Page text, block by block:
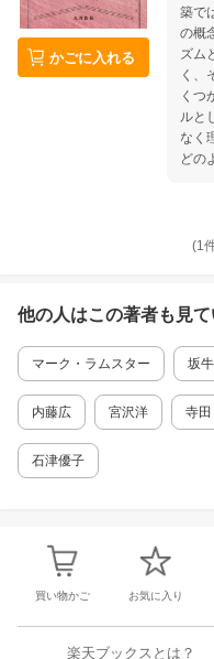
かごに入れる
築で
の概
ズム
く、
くつ
ルと
なく
どの
家
第3
リダ
ダと
い
(1
他の人はこの著者も見
マーク・ラムスター 坂
内藤広 宮沢洋 寺
石津優子
買い物かご お気に入り
楽天ブックスとは？